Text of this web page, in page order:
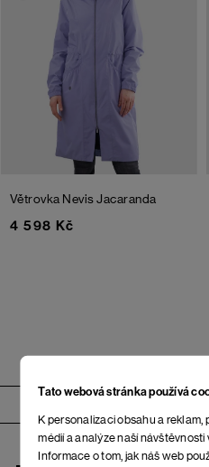
Tato webová stránka používá
K personalizaci obsahu a
médií a analýze naší návštěvnosti
Informace o tom, jak náš web
Větrovka NevisJacaranda
4 598 Kč
Zápatí